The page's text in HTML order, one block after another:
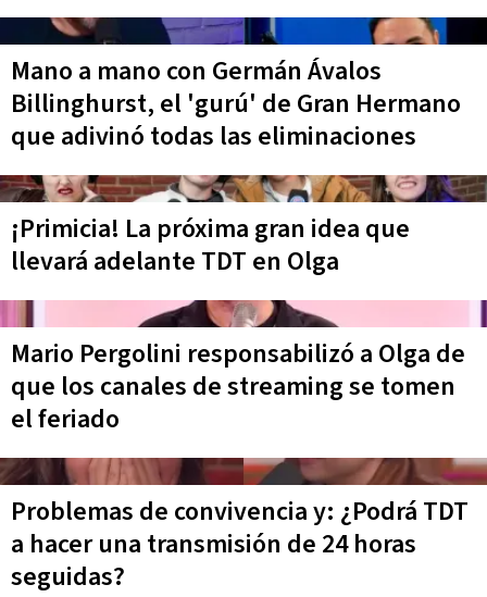
Mano a mano con Germán Ávalos
Billinghurst, el 'gurú' de Gran Hermano
que adivinó todas las eliminaciones
¡Primicia! La próxima gran idea que
llevará adelante TDT en Olga
Mario Pergolini responsabilizó a Olga de
que los canales de streaming se tomen
el feriado
Problemas de convivencia y: ¿Podrá TDT
a hacer una transmisión de 24 horas
seguidas?